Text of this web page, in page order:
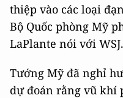
thiệp vào các loại
Bộ Quốc phòng Mỹ
LaPlante nói với WSJ.
Tướng Mỹ đã nghỉ
dự đoán rằng vũ khí